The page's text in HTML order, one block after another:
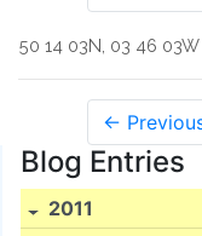
50 14 03N, 03 46 03W
←
Blog Entries
2011